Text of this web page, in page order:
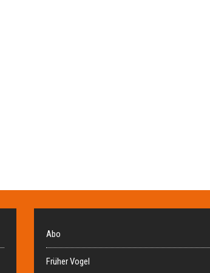
Abo
Früher Vogel